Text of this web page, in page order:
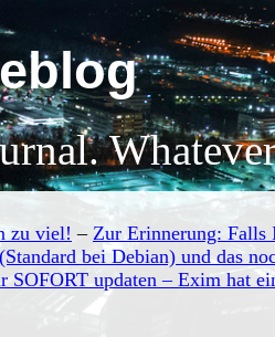
zu viel! – Zur Erinnerung: Falls
bei Debian) und das
SOFORT updaten – Exim hat